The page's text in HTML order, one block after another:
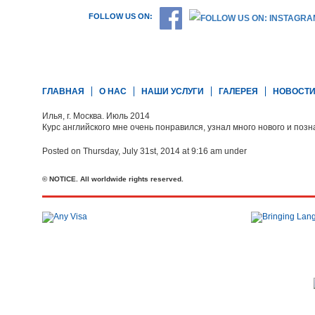
FOLLOW US ON:
ГЛАВНАЯ О НАС НАШИ УСЛУГИ ГАЛЕРЕЯ НОВОСТИ
Илья, г. Москва. Июль 2014
Курс английского мне очень понравился, узнал много нового и
Posted on Thursday, July 31st, 2014 at 9:16 am under
© NOTICE. All worldwide rights reserved.